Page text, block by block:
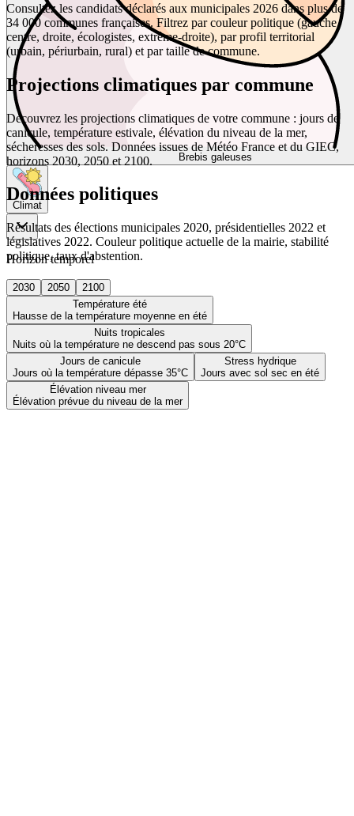
Brebis galeuses
Climat
Horizon temporel
2030 2050
2100
Température été
Hausse de la température moyenne en été
Nuits tropicales
Nuits où la température ne descend pas sous 20°C
Jours de canicule
Jours où la température dépasse 35°C
Stress hydrique
Jours avec sol sec en été
Élévation niveau mer
Élévation prévue du niveau de la mer
Consultez les candidats déclarés aux municipales 2026 dans plus de
34 000 communes françaises. Filtrez par couleur politique (gauche,
centre, droite, écologistes, extrême-droite), par profil territorial
(urbain, périurbain, rural) et par taille de commune.
Projections climatiques par commune
Découvrez les projections climatiques de votre commune : jours de
canicule, température estivale, élévation du niveau de la mer,
sécheresses des sols. Données issues de Météo France et du GIEC,
horizons 2030, 2050 et 2100.
Données politiques
Résultats des élections municipales 2020, présidentielles 2022 et
législatives 2022. Couleur politique actuelle de la mairie, stabilité
politique, taux d'abstention.